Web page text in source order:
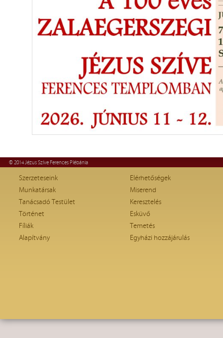
© 2014 Jézus Szíve Ferences Plébánia
Szerzeteseink
Munkatársak
Tanácsadó Testület
Történet
Fíliák
Alapítvány
Elérhetőségek
Miserend
Keresztelés
Esküvő
Temetés
Egyházi hozzájárulás